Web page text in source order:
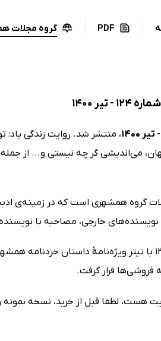
PDF گروه مجلات
1400
، منتشر شد. روایت زندگی یاد:
می‌اندیشی گر چه نیستی و... از
گروه همشهری است که در زمینه‌ی
خارجی، مصاحبه با
فروشی‌ها قرار گرفت.
دارای حجم بیش از 20 مگابایت هست، لطفا قبل از